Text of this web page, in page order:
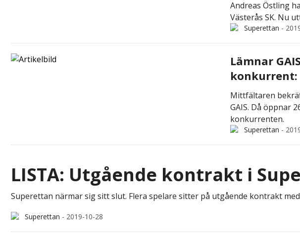
Andreas Östling
Västerås SK. Nu
Superettan -
Lämnar
Mittfältaren
GAIS. Då öppnar
konkurrenten.
Superettan -
LISTA: Utgående kontrakt i
Superettan närmar sig sitt slut. Flera spelare sitter på utgående kontrakt
Superettan - 2019-10-28